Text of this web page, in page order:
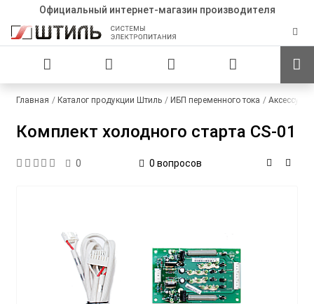
Официальный интернет-магазин производителя
Главная Каталог продукции Штиль ИБП переменного тока
Комплект холодного старта CS-01
0 0 вопросов